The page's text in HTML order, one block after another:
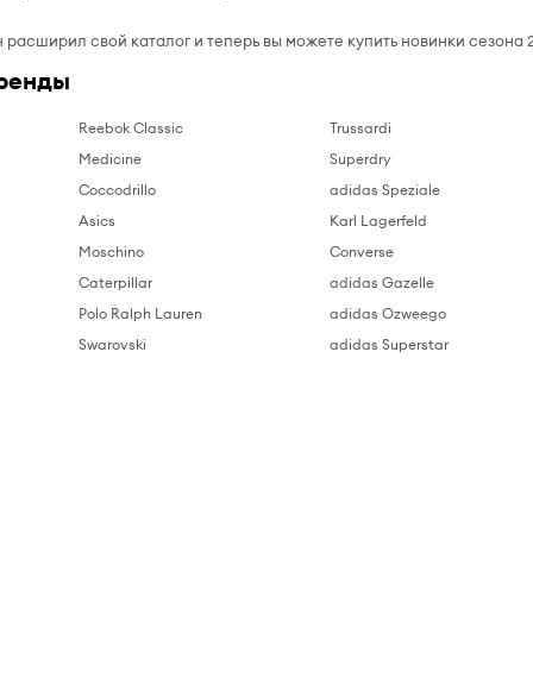
свой каталог и теперь вы можете купить новинки сезона
Reebok Classic
Medicine
Coccodrillo
Asics
Moschino
Caterpillar
Polo Ralph Lauren
Swarovski
Trussardi
Superdry
adidas Speziale
Karl Lagerfeld
Converse
adidas Gazelle
adidas Ozweego
adidas Superstar